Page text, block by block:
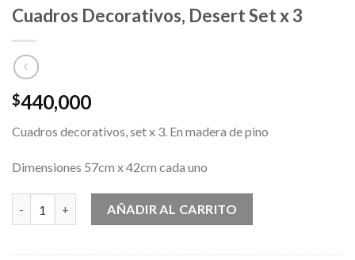
Cuadros Decorativos, Desert Set x 3
$440,000
Cuadros decorativos, set x 3. En madera de pino
Dimensiones 57cm x 42cm cada uno
Cuadros Decorativos, Desert Set x 3 cantidad
AÑADIR AL CARRITO